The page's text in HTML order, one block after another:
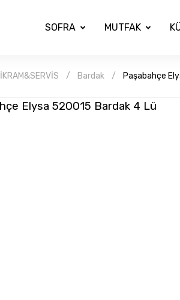
SOFRA MUTFAK
İKRAM&SERVİS Bardak Paşabahçe